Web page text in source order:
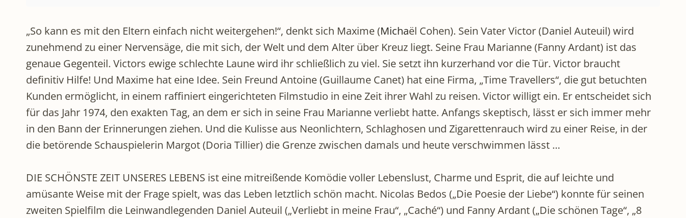
„So kann es mit den Eltern einfach nicht weitergehen!“, denkt sich Maxime (Michaël Cohen). Sein Vater Victor (Daniel Auteuil) wird
zunehmend zu einer Nervensäge, die mit sich, der Welt und dem Alter über Kreuz liegt. Seine Frau Marianne (Fanny Ardant) ist das
genaue Gegenteil. Victors ewige schlechte Laune wird ihr schließlich zu viel. Sie setzt ihn kurzerhand vor die Tür. Victor braucht
definitiv Hilfe! Und Maxime hat eine Idee. Sein Freund Antoine (Guillaume Canet) hat eine Firma, „Time Travellers“, die gut betuchten
Kunden ermöglicht, in einem raffiniert eingerichteten Filmstudio in eine Zeit ihrer Wahl zu reisen. Victor willigt ein. Er entscheidet sich
für das Jahr 1974, den exakten Tag, an dem er sich in seine Frau Marianne verliebt hatte. Anfangs skeptisch, lässt er sich immer mehr
in den Bann der Erinnerungen ziehen. Und die Kulisse aus Neonlichtern, Schlaghosen und Zigarettenrauch wird zu einer Reise, in der
die betörende Schauspielerin Margot (Doria Tillier) die Grenze zwischen damals und heute verschwimmen lässt …
DIE SCHÖNSTE ZEIT UNSERES LEBENS ist eine mitreißende Komödie voller Lebenslust, Charme und Esprit, die auf leichte und
amüsante Weise mit der Frage spielt, was das Leben letztlich schön macht. Nicolas Bedos („Die Poesie der Liebe“) konnte für seinen
zweiten Spielfilm die Leinwandlegenden Daniel Auteuil („Verliebt in meine Frau“, „Caché“) und Fanny Ardant („Die schönen Tage“, „8